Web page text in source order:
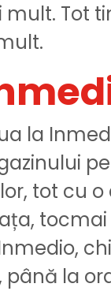
Tot
la
tot cu o
până la